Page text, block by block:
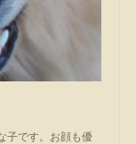
子です。お顔も優